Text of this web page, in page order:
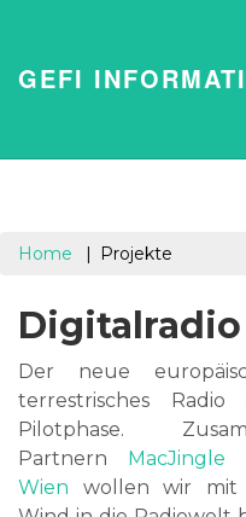
GEFI
Home Projekte
Digitalradio
Der neue
terrestrisches
Pilotphase.
Partnern MacJingle
Wien wollen wir mit